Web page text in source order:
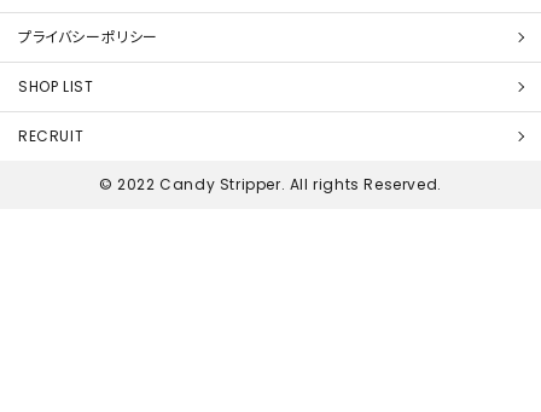
プライバシーポリシー
SHOP LIST
RECRUIT
© 2022 Candy Stripper. All rights Reserved.